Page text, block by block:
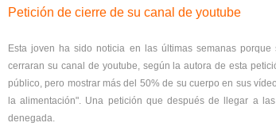
Petición de cierre de su canal de youtube
Esta joven ha sido noticia en las últimas semanas
cerraran su canal de youtube, según la autora de esta
público, pero mostrar más del 50% de su cuerpo en sus
la alimentación". Una petición que después de llegar a
denegada.